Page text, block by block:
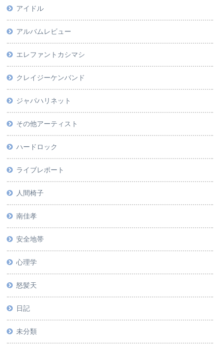
アイドル
アルバムレビュー
エレファントカシマシ
クレイジーケンバンド
ジャパハリネット
その他アーティスト
ハードロック
ライブレポート
人間椅子
南佳孝
安全地帯
心理学
怒髪天
日記
未分類